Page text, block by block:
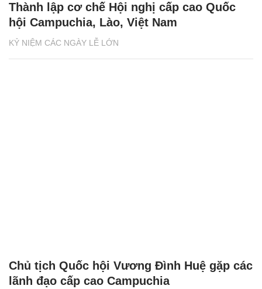
KỶ NIỆM CÁC NGÀY LỄ LỚN
Thành lập cơ chế Hội nghị cấp cao Quốc
hội Campuchia, Lào, Việt Nam
Chủ tịch Quốc hội Vương Đình Huệ gặp các
lãnh đạo cấp cao Campuchia